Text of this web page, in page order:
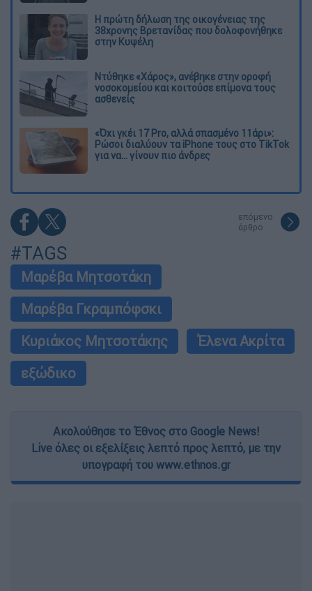
Η πρώτη δήλωση της οικογένειας της
38χρονης Βρετανίδας που δολοφονήθηκε
στην Κυψέλη
Ντύθηκε «Χάρος», ανέβηκε στην οροφή
νοσοκομείου και κοιτούσε επίμονα τους
ασθενείς
«Όχι γκέι 17 Pro, αλλά σπασμένο 11άρι»:
Ρώσοι διαλύουν τα iPhone τους στο TikTok
για να... γίνουν πιο άνδρες
επόμενο
άρθρο
#TAGS
Μαρέβα Μητσοτάκη
Μαρέβα Γκραμπόφσκι
Κυριάκος Μητσοτάκης
Έλενα Ακρίτα
εξώδικο
Ακολούθησε το Έθνος στο Google News!
Live όλες οι εξελίξεις λεπτό προς λεπτό, με την
υπογραφή του www.ethnos.gr